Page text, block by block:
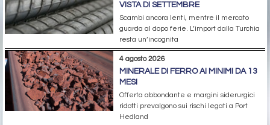
VISTA DI SETTEMBRE
Scambi ancora lenti, mentre il mercato
guarda al dopo ferie. L’import dalla Turchia
resta un’incognita
4 agosto 2026
MINERALE DI FERRO AI MINIMI DA 13
MESI
Offerta abbondante e margini siderurgici
ridotti prevalgono sui rischi legati a Port
Hedland